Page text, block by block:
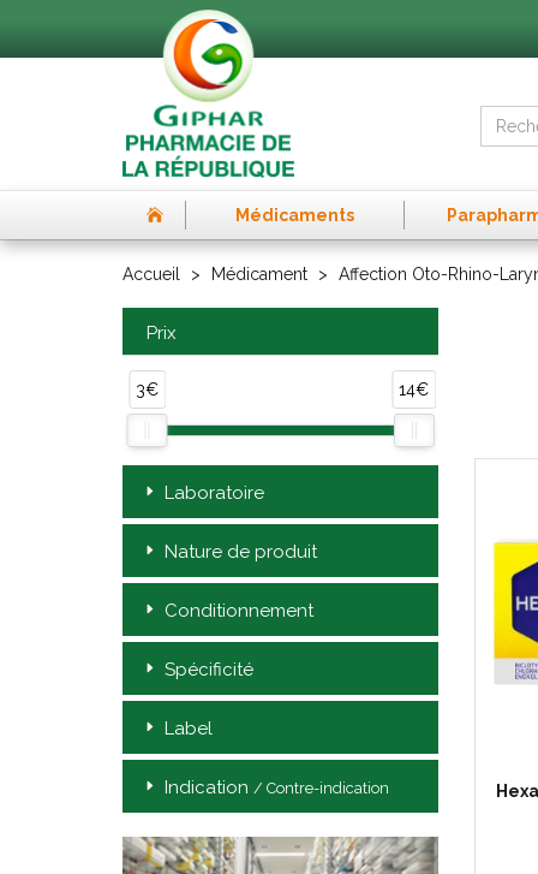
Médicaments
Accueil Médicament Affection Oto-Rhino-
Prix
3€ 14€
Laboratoire
Nature de produit
Conditionnement
Spécificité
Label
Indication / Contre-indication